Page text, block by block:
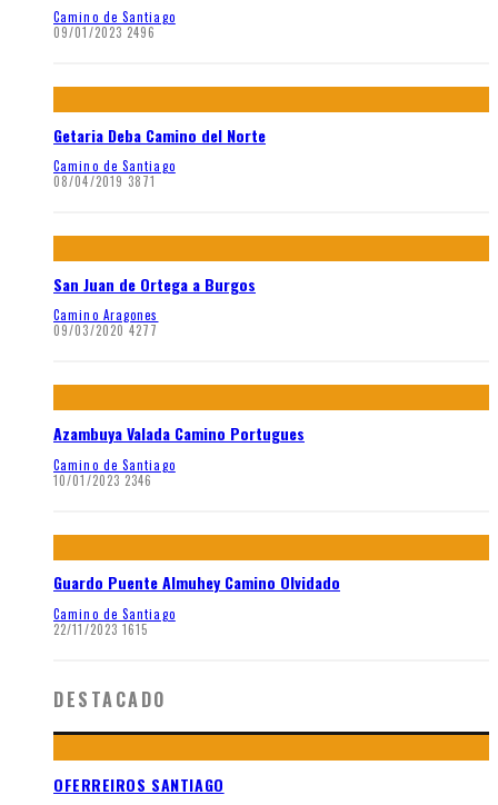
Camino de Santiago
09/01/2023 2496
Getaria Deba Camino del Norte
Camino de Santiago
08/04/2019 3871
San Juan de Ortega a Burgos
Camino Aragones
09/03/2020 4277
Azambuya Valada Camino Portugues
Camino de Santiago
10/01/2023 2346
Guardo Puente Almuhey Camino Olvidado
Camino de Santiago
22/11/2023 1615
DESTACADO
OFERREIROS SANTIAGO